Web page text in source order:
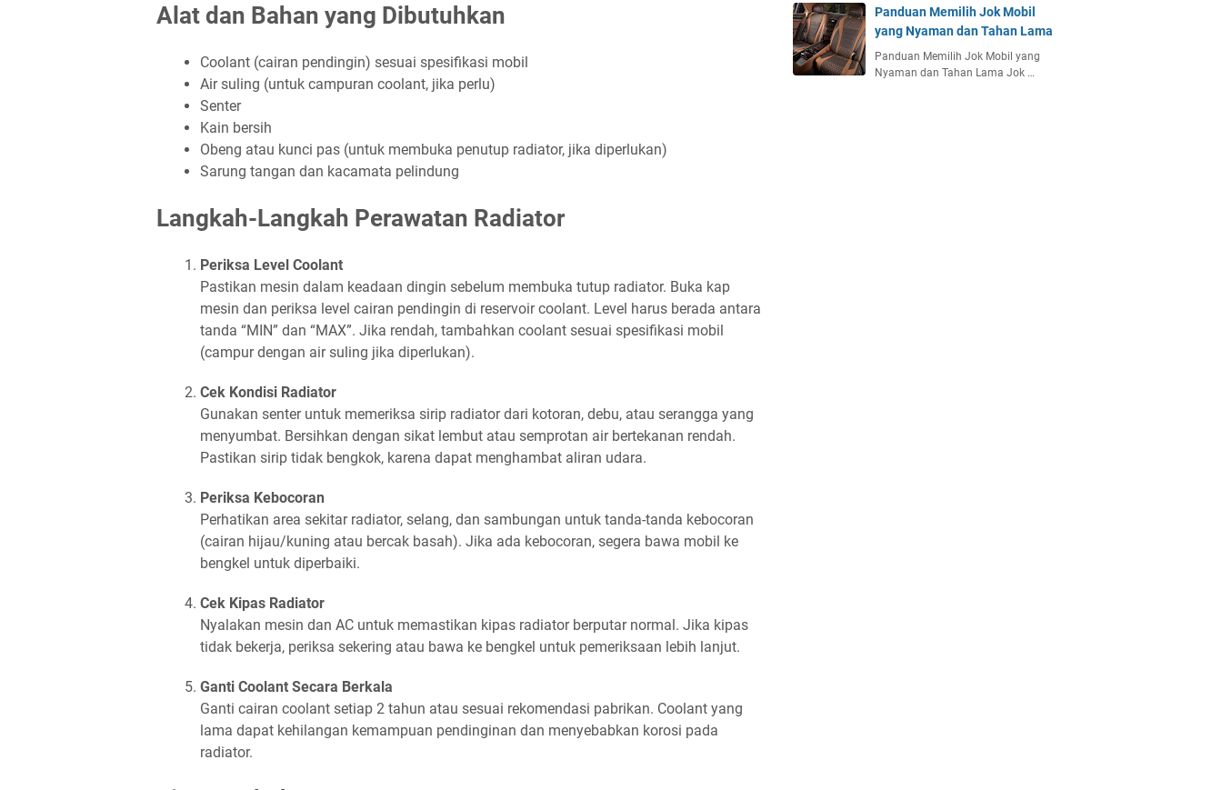
Alat dan Bahan yang Dibutuhkan
Coolant (cairan pendingin) sesuai spesifikasi mobil
Air suling (untuk campuran coolant, jika perlu)
Senter
Kain bersih
Obeng atau kunci pas (untuk membuka penutup radiator, jika diperlukan)
Sarung tangan dan kacamata pelindung
Langkah-Langkah Perawatan Radiator
Periksa Level Coolant
Pastikan mesin dalam keadaan dingin sebelum membuka tutup radiator. Buka kap
mesin dan periksa level cairan pendingin di reservoir coolant. Level harus berada antara
tanda “MIN” dan “MAX”. Jika rendah, tambahkan coolant sesuai spesifikasi mobil
(campur dengan air suling jika diperlukan).
Cek Kondisi Radiator
Gunakan senter untuk memeriksa sirip radiator dari kotoran, debu, atau serangga yang
menyumbat. Bersihkan dengan sikat lembut atau semprotan air bertekanan rendah.
Pastikan sirip tidak bengkok, karena dapat menghambat aliran udara.
Periksa Kebocoran
Perhatikan area sekitar radiator, selang, dan sambungan untuk tanda-tanda kebocoran
(cairan hijau/kuning atau bercak basah). Jika ada kebocoran, segera bawa mobil ke
bengkel untuk diperbaiki.
Cek Kipas Radiator
Nyalakan mesin dan AC untuk memastikan kipas radiator berputar normal. Jika kipas
tidak bekerja, periksa sekering atau bawa ke bengkel untuk pemeriksaan lebih lanjut.
Ganti Coolant Secara Berkala
Ganti cairan coolant setiap 2 tahun atau sesuai rekomendasi pabrikan. Coolant yang
lama dapat kehilangan kemampuan pendinginan dan menyebabkan korosi pada
radiator.
Panduan Memilih Jok Mobil
yang Nyaman dan Tahan Lama
Panduan Memilih Jok Mobil yang
Nyaman dan Tahan Lama Jok …